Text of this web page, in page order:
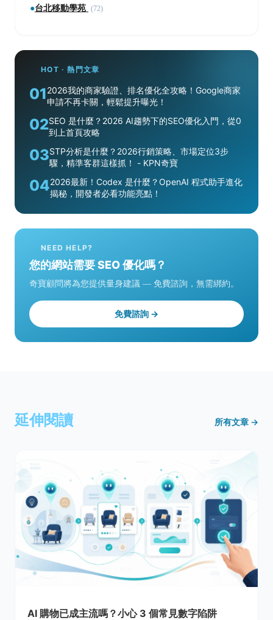
●台北移動學苑 (72)
HOT · 熱門文章
012026我的商家驗證、排名優化全攻略！Google商家
申請不再卡關，輕鬆提升曝光！
02SEO 是什麼？2026 AI趨勢下的SEO優化入門，從0
到上首頁攻略
03STP分析是什麼？2026行銷策略、市場定位3步
驟，精準客群這樣抓！ - KPN奇寶
042026最新！Codex 是什麼？OpenAI 程式助手進化
揭秘，開發者必看功能亮點！
NEED HELP?
您的網站需要 SEO 優化嗎？
奇寶顧問將為您提供量身建議 — 免費諮詢，無需綁約。
免費諮詢 →
延伸閱讀 所有文章 →
AI 購物已成主流嗎？小心 3 個常見數字陷阱